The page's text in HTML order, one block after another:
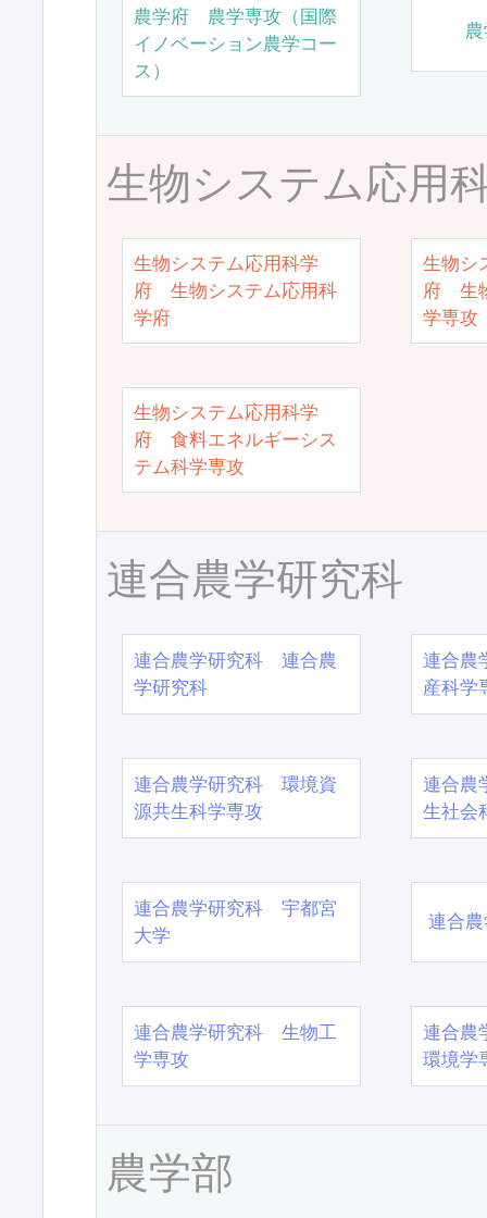
農学府 農学専攻（国際
イノベーション農学コー
ス）
生物システム応用
生物システム応用科学
府 生物システム応用科
学府
生物シ
府 生
学専攻
生物システム応用科学
府 食料エネルギーシス
テム科学専攻
連合農学研究科
連合農学研究科 連合農
学研究科
連合農
産科学
連合農学研究科 環境資
源共生科学専攻
連合農
生社会
連合農学研究科 宇都宮
大学
連合
連合農学研究科 生物工
学専攻
連合農
環境学
農学部